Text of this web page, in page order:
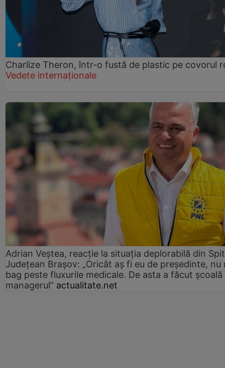
Charlize Theron, într-o fustă de plastic pe covorul
Vedete internaționale
Adrian Veștea, reacție la situația deplorabilă din
Județean Brașov: „Oricât aș fi eu de președinte, nu
bag peste fluxurile medicale. De asta a făcut școală
managerul” actualitate.net